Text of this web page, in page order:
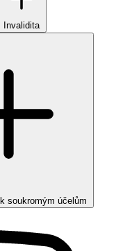
Invalidita
soukromým účelům